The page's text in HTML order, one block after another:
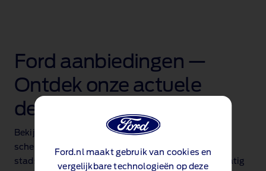
Ford.nl maakt gebruik van cookies en
vergelijkbare technologieën op deze
Ford aanbiedingen —
Ontdek onze actuele
deals
Bekijk onze actuele aanbiedingen en profiteer van
scherpe kortingen op geselecteerde modellen. Van
stadsauto’s tot SUV’s: we werken de acties regelmatig